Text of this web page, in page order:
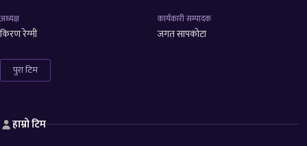
अध्यक्ष
किरण रेग्मी
कार्यकारी सम्पादक
जगत सापकोटा
पुरा टिम
हाम्रो टिम